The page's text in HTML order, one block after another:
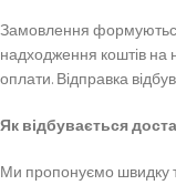
Замовлення
надходження коштів на
оплати. Відправка
Як відбувається
Ми пропонуємо швидку